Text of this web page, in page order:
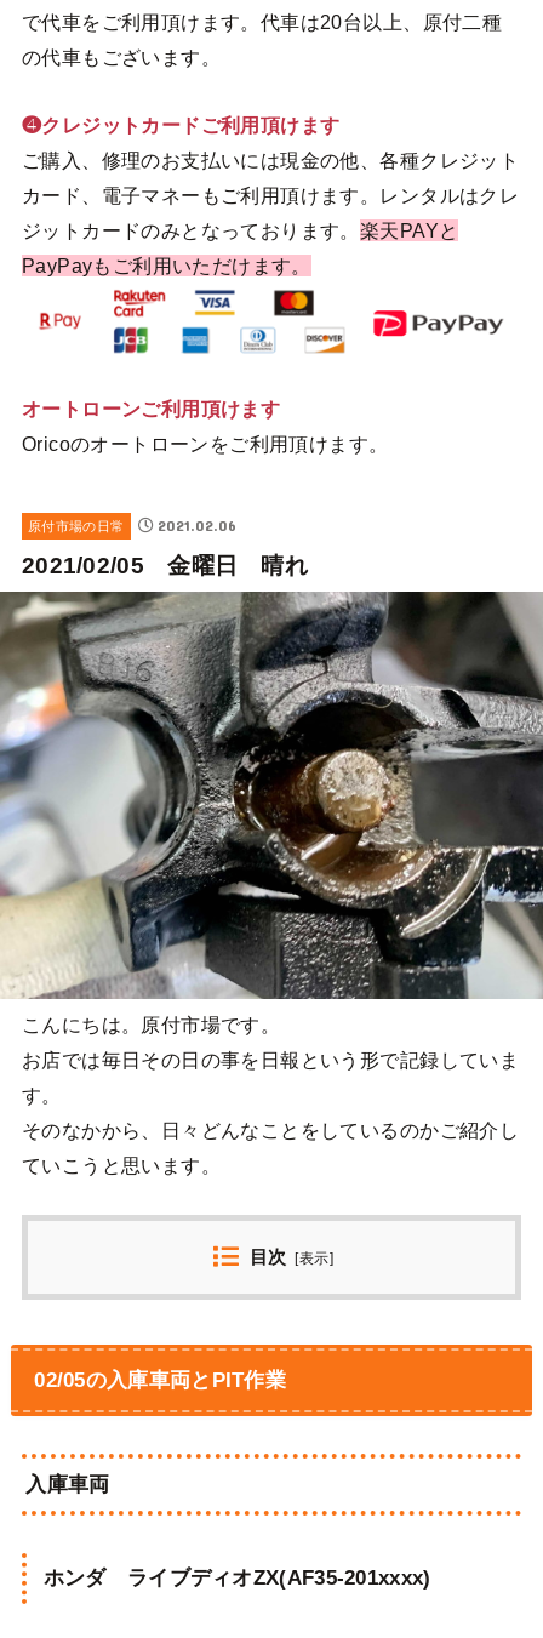
で代車をご利用頂けます。代車は20台以上、原付二種
の代車もございます。
❹クレジットカードご利用頂けます
ご購入、修理のお支払いには現金の他、各種クレジット
カード、電子マネーもご利用頂けます。レンタルはクレ
ジットカードのみとなっております。 楽天PAYと
PayPayもご利用いただけます。
オートローンご利用頂けます
Oricoのオートローンをご利用頂けます。
原付市場の日常 2021.02.06
2021/02/05 金曜日 晴れ
こんにちは。原付市場です。
お店では毎日その日の事を日報という形で記録していま
す。
そのなかから、日々どんなことをしているのかご紹介し
ていこうと思います。
目次 [表示]
02/05の入庫車両とPIT作業
入庫車両
ホンダ ライブディオZX(AF35-201xxxx)